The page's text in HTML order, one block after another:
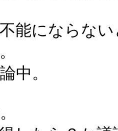
能にならな
中。